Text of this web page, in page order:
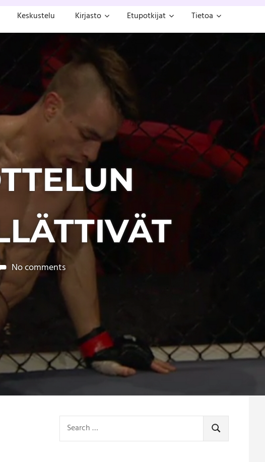
Keskustelu Kirjasto Etupotkijat Tietoa
No comments
for:
SEARCH